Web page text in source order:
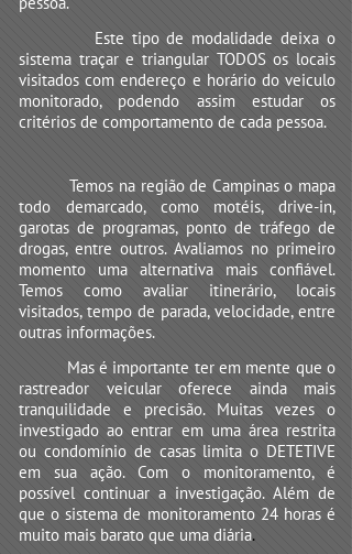
Este tipo de modalidade deixa o
sistema traçar e triangular TODOS os locais
visitados com endereço e horário do veiculo
monitorado, podendo assim estudar os
critérios de comportamento de cada pessoa.
Temos na região de Campinas o mapa
todo demarcado, como motéis, drive-in,
garotas de programas, ponto de tráfego de
drogas, entre outros. Avaliamos no primeiro
momento uma alternativa mais confiável.
Temos como avaliar itinerário, locais
visitados, tempo de parada, velocidade, entre
outras informações.
Mas é importante ter em mente que o
rastreador veicular oferece ainda mais
tranquilidade e precisão. Muitas vezes o
investigado ao entrar em uma área restrita
ou condomínio de casas limita o DETETIVE
em sua ação. Com o monitoramento, é
possível continuar a investigação. Além de
que o sistema de monitoramento 24 horas é
muito mais barato que uma diária.